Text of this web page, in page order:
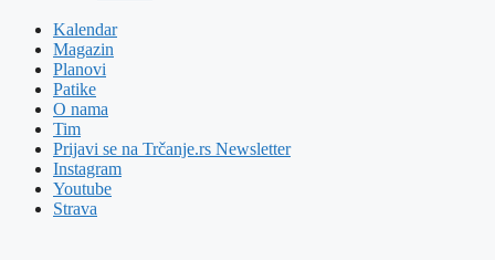
Kalendar
Magazin
Planovi
Patike
O nama
Tim
Prijavi se na Trčanje.rs Newsletter
Instagram
Youtube
Strava